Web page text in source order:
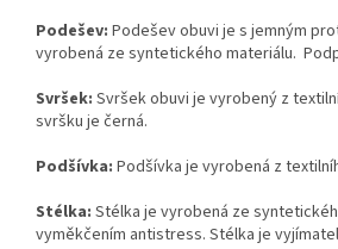
Podešev: Podešev obuvi je s jemným
vyrobená ze syntetického materiálu.
Svršek: Svršek obuvi je vyrobený z
svršku je černá.
Podšívka: Podšívka je vyrobená z
Stélka: Stélka je vyrobená ze
vyměkčením antistress. Stélka je